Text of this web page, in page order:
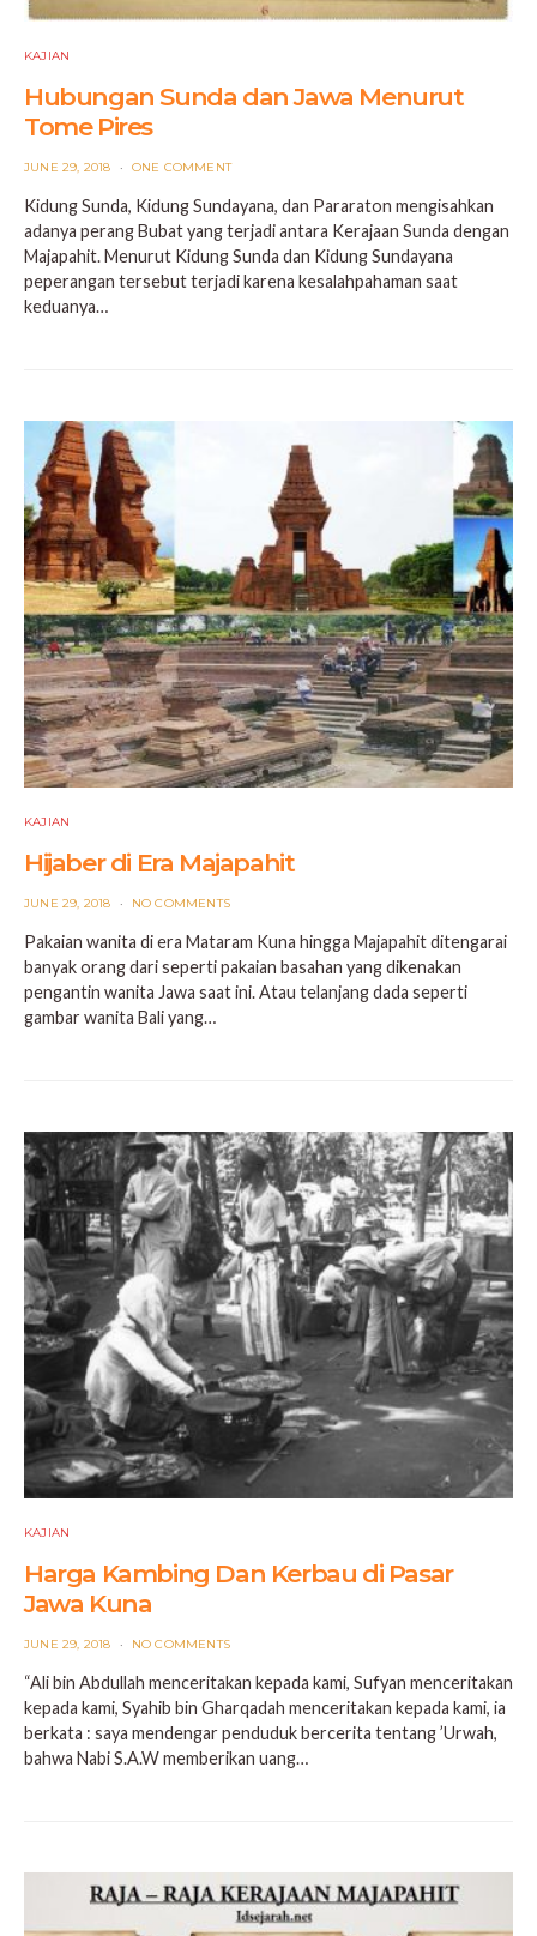
KAJIAN
Hubungan Sunda dan Jawa Menurut
Tome Pires
POSTED
JUNE 29, 2018 ONE COMMENT
Kidung Sunda, Kidung Sundayana, dan Pararaton mengisahkan
adanya perang Bubat yang terjadi antara Kerajaan Sunda dengan
Majapahit. Menurut Kidung Sunda dan Kidung Sundayana
peperangan tersebut terjadi karena kesalahpahaman saat
keduanya…
KAJIAN
Hijaber di Era Majapahit
POSTED
JUNE 29, 2018 NO COMMENTS
Pakaian wanita di era Mataram Kuna hingga Majapahit ditengarai
banyak orang dari seperti pakaian basahan yang dikenakan
pengantin wanita Jawa saat ini. Atau telanjang dada seperti
gambar wanita Bali yang…
KAJIAN
Harga Kambing Dan Kerbau di Pasar
Jawa Kuna
POSTED
JUNE 29, 2018 NO COMMENTS
“Ali bin Abdullah menceritakan kepada kami, Sufyan menceritakan
kepada kami, Syahib bin Gharqadah menceritakan kepada kami, ia
berkata : saya mendengar penduduk bercerita tentang ’Urwah,
bahwa Nabi S.A.W memberikan uang…